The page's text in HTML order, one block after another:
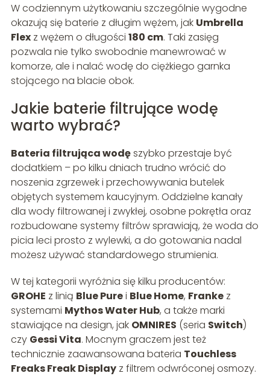
W codziennym użytkowaniu szczególnie wygodne
okazują się baterie z długim wężem, jak Umbrella
Flexz wężem o długości 180 cm. Taki zasięg
pozwala nie tylko swobodnie manewrować w
komorze, ale i nalać wodę do ciężkiego garnka
stojącego na blacie obok.
Jakie baterie filtrujące wodę
warto wybrać?
Bateria filtrująca wodęszybko przestaje być
dodatkiem – po kilku dniach trudno wrócić do
noszenia zgrzewek i przechowywania butelek
objętych systemem kaucyjnym. Oddzielne kanały
dla wody filtrowanej i zwykłej, osobne pokrętła oraz
rozbudowane systemy filtrów sprawiają, że woda do
picia leci prosto z wylewki, a do gotowania nadal
możesz używać standardowego strumienia.
W tej kategorii wyróżnia się kilku producentów:
GROHE z linią Blue Purei Blue Home, Frankez
systemami Mythos Water Hub, a także marki
stawiające na design, jak OMNIRES (seria Switch)
czy Gessi Vita. Mocnym graczem jest też
technicznie zaawansowana bateria Touchless
Freaks Freak Displayz filtrem odwróconej osmozy.